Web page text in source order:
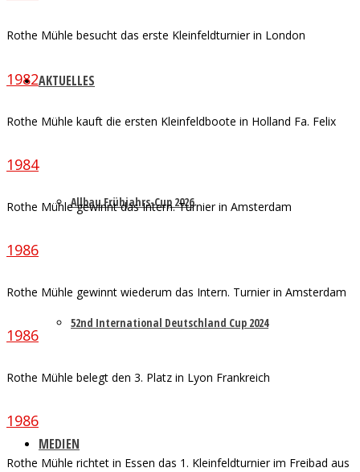
AKTUELLES
Allbau Frühjahrs-Cup 2026
52nd International Deutschland Cup 2024
MEDIEN
Rothe Mühle besucht das erste Kleinfeldturnier in London
1982
Rothe Mühle kauft die ersten Kleinfeldboote in Holland Fa. Felix
1984
Rothe Mühle gewinnt das Intern. Turnier in Amsterdam
1986
Rothe Mühle gewinnt wiederum das Intern. Turnier in Amsterdam
1986
Rothe Mühle belegt den 3. Platz in Lyon Frankreich
1986
Rothe Mühle richtet in Essen das 1. Kleinfeldturnier im Freibad aus